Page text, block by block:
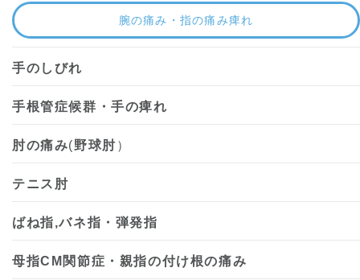
腕の痛み・指の痛み痺れ
手のしびれ
手根管症候群・手の痺れ
肘の痛み(野球肘）
テニス肘
ばね指,バネ指・弾発指
母指CM関節症・親指の付け根の痛み